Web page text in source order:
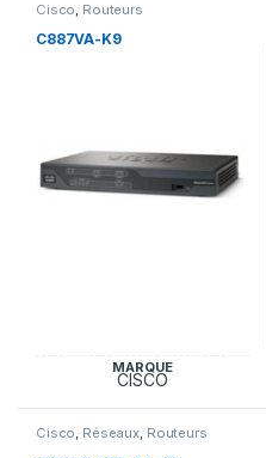
Cisco Routeurs
C887VA-K9
MARQUE
CISCO
Cisco, Réseaux, Routeurs